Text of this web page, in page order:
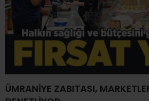
ÜMRANİYE ZABITASI,